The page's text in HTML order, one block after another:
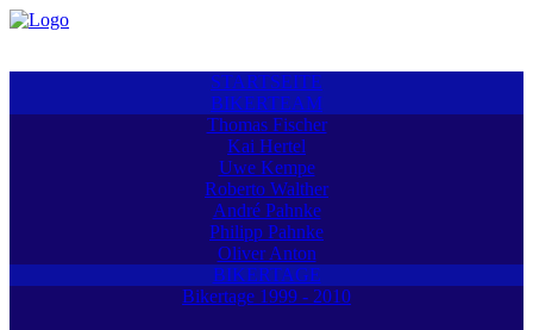
STARTSEITE
BIKERTEAM
Thomas Fischer
Kai Hertel
Uwe Kempe
Roberto Walther
André Pahnke
Philipp Pahnke
Oliver Anton
BIKERTAGE
Bikertage 1999 - 2010